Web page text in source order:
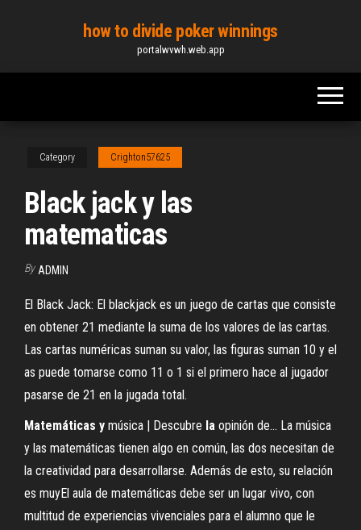
content
how to divide poker winnings
portalwvwh.web.app
Category Crighton57625
Black jack y las
matematicas
By ADMIN
El Black Jack: El blackjack es un juego de cartas que consiste
en obtener 21 mediante la suma de los valores de las cartas.
Las cartas numéricas suman su valor, las figuras suman 10 y el
as puede tomarse como 11 o 1 si el primero hace al jugador
pasarse de 21 en la jugada total.
Matemáticas y música | Descubre la opinión de... La música
y las matemáticas tienen algo en común, las dos necesitan de
la creatividad para desarrollarse. Además de esto, su relación
es muyEl aula de matemáticas debe ser un lugar vivo, con
multitud de experiencias vivenciales para el alumno que le